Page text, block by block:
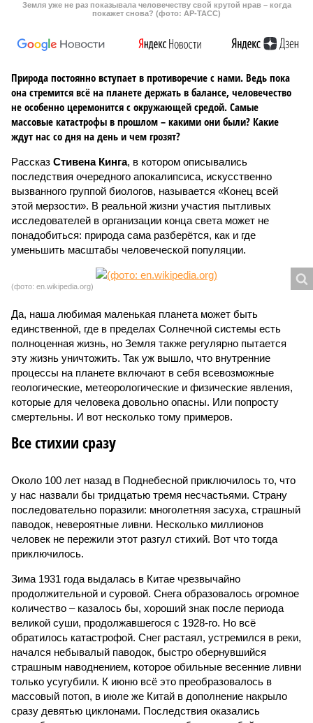
Земля уже не раз показывала человечеству свой крутой нрав – когда
покажет снова? (фото: АР-ТАСС)
Природа постоянно вступает в противоречие с нами. Ведь пока
она стремится всё на планете держать в балансе, человечество
не особенно церемонится с окружающей средой. Самые
массовые катастрофы в прошлом – какими они были? Какие
ждут нас со дня на день и чем грозят?
Рассказ Стивена Кинга, в котором описывались
последствия очередного апокалипсиса, искусственно
вызванного группой биологов, называется «Конец всей
этой мерзости». В реальной жизни участия пытливых
исследователей в организации конца света может не
понадобиться: природа сама разберётся, как и где
уменьшить масштабы человеческой популяции.
(фото: en.wikipedia.org)
Да, наша любимая маленькая планета может быть
единственной, где в пределах Солнечной системы есть
полноценная жизнь, но Земля также регулярно пытается
эту жизнь уничтожить. Так уж вышло, что внутренние
процессы на планете включают в себя всевозможные
геологические, метеорологические и физические явления,
которые для человека довольно опасны. Или попросту
смертельны. И вот несколько тому примеров.
Все стихии сразу
Около 100 лет назад в Поднебесной приключилось то, что
у нас назвали бы тридцатью тремя несчастьями. Страну
последовательно поразили: многолетняя засуха, страшный
паводок, невероятные ливни. Несколько миллионов
человек не пережили этот разгул стихий. Вот что тогда
приключилось.
Зима 1931 года выдалась в Китае чрезвычайно
продолжительной и суровой. Снега образовалось огромное
количество – казалось бы, хороший знак после периода
великой суши, продолжавшегося с 1928-го. Но всё
обратилось катастрофой. Снег растаял, устремился в реки,
начался небывалый паводок, быстро обернувшийся
страшным наводнением, которое обильные весенние ливни
только усугубили. К июню всё это преобразовалось в
массовый потоп, в июле же Китай в дополнение накрыло
сразу девятью циклонами. Последствия оказались